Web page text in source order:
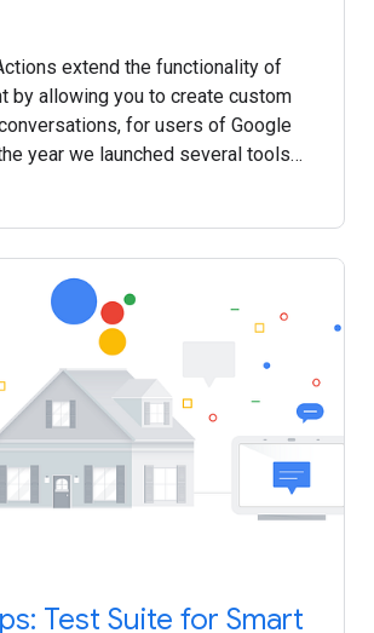
extend the functionality of
by allowing you to create custom
for users of Google
year we launched several tools
Test Suite for Smart